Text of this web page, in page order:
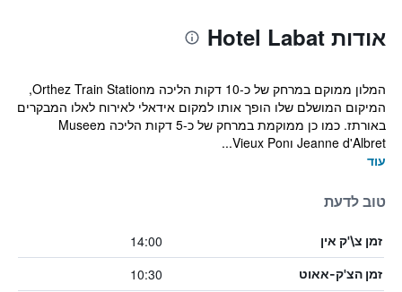
אודות Hotel Labat
המלון ממוקם במרחק של כ-10 דקות הליכה מOrthez Train Station,
המיקום המושלם שלו הופך אותו למקום אידאלי לאירוח לאלו המבקרים
באורתז. כמו כן ממוקמת במרחק של כ-5 דקות הליכה מMusee
Jeanne d'Albret וVieux Pon...
עוד
טוב לדעת
זמן צ\'ק אין 14:00
זמן הצ'ק-אאוט 10:30